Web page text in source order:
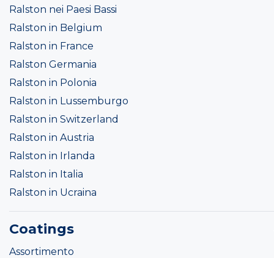
Ralston nei Paesi Bassi
Ralston in Belgium
Ralston in France
Ralston Germania
Ralston in Polonia
Ralston in Lussemburgo
Ralston in Switzerland
Ralston in Austria
Ralston in Irlanda
Ralston in Italia
Ralston in Ucraina
Coatings
Assortimento